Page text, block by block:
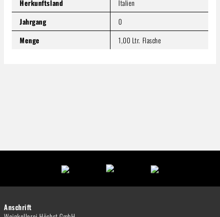
In den Warenkorb
Herkunftsland
Italien
Jahrgang
0
Menge
1,00 Ltr. Flasche
Anschrift